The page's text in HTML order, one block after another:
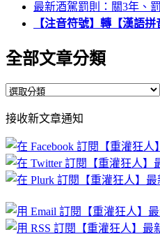
最新酒駕罰則：關3年、
【注音符號】轉【漢語
全部文章分類
全
文
章
分
類
接收新文章通知